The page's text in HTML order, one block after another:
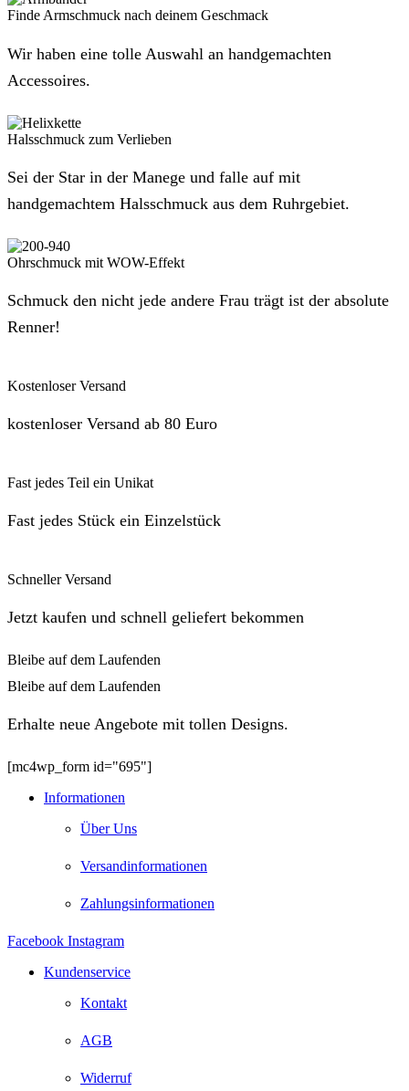
Finde Armschmuck nach deinem Geschmack
Wir haben eine tolle Auswahl an handgemachten
Accessoires.
Halsschmuck zum Verlieben
Sei der Star in der Manege und falle auf mit
handgemachtem Halsschmuck aus dem Ruhrgebiet.
Ohrschmuck mit WOW-Effekt
Schmuck den nicht jede andere Frau trägt ist der absolute
Renner!
Kostenloser Versand
kostenloser Versand ab 80 Euro
Fast jedes Teil ein Unikat
Fast jedes Stück ein Einzelstück
Schneller Versand
Jetzt kaufen und schnell geliefert bekommen
Bleibe auf dem Laufenden
Bleibe auf dem Laufenden
Erhalte neue Angebote mit tollen Designs.
[mc4wp_form id="695"]
Informationen
Über Uns
Versandinformationen
Zahlungsinformationen
Facebook Instagram
Kundenservice
Kontakt
AGB
Widerruf